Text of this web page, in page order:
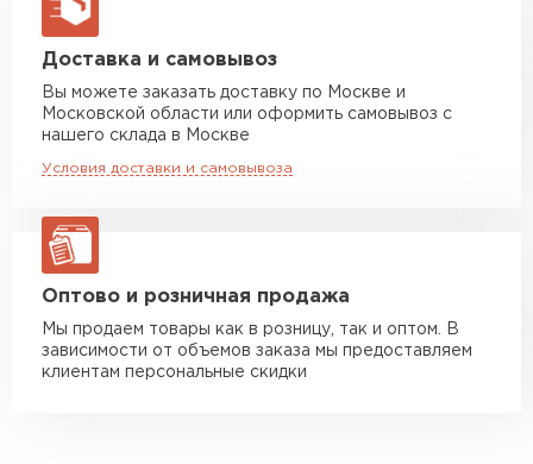
макс. длина груза 13,5 м
Манипулятор до 5 тн
Манипулятор до 10 тн
макс. длина груза 8 м
макс. длина груза 13,5 м
ЗАКАЗАТЬ С ДОСТАВКОЙ
Доставка и самовывоз
Вы можете заказать доставку по Москве и
Московской области или оформить самовывоз с
нашего склада в Москве
Условия доставки и самовывоза
Оптово и розничная продажа
Мы продаем товары как в розницу, так и оптом. В
зависимости от объемов заказа мы предоставляем
клиентам персональные скидки